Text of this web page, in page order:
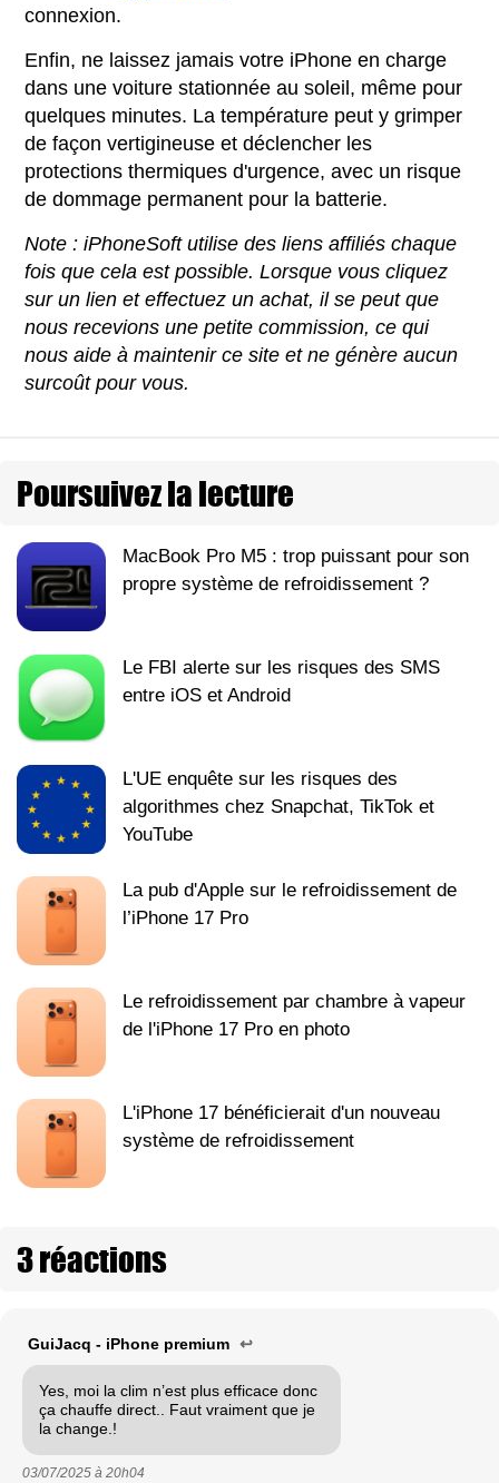
connexion.
Enfin, ne laissez jamais votre iPhone en charge
dans une voiture stationnée au soleil, même pour
quelques minutes. La température peut y grimper
de façon vertigineuse et déclencher les
protections thermiques d'urgence, avec un risque
de dommage permanent pour la batterie.
Note : iPhoneSoft utilise des liens affiliés chaque
fois que cela est possible. Lorsque vous cliquez
sur un lien et effectuez un achat, il se peut que
nous recevions une petite commission, ce qui
nous aide à maintenir ce site et ne génère aucun
surcoût pour vous.
Poursuivez la lecture
MacBook Pro M5 : trop puissant pour son
propre système de refroidissement ?
Le FBI alerte sur les risques des SMS
entre iOS et Android
L'UE enquête sur les risques des
algorithmes chez Snapchat, TikTok et
YouTube
La pub d'Apple sur le refroidissement de
l’iPhone 17 Pro
Le refroidissement par chambre à vapeur
de l'iPhone 17 Pro en photo
L'iPhone 17 bénéficierait d'un nouveau
système de refroidissement
3 réactions
GuiJacq - iPhone premium ↩
Yes, moi la clim n’est plus efficace donc
ça chauffe direct.. Faut vraiment que je
la change.!
03/07/2025 à 20h04